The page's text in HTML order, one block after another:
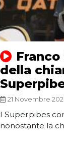
della
21 Novembre
I Superpibes
nonostante la